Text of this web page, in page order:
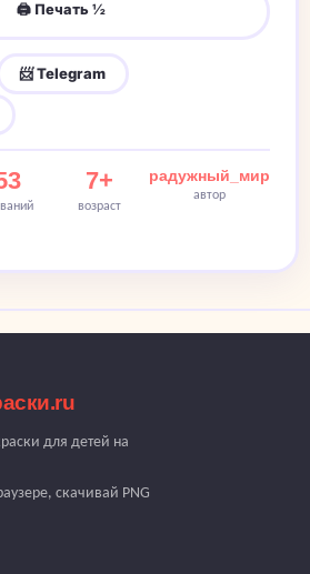
🖨 Печать ½
📨 Telegram
7+
возраст
радужный_мир
автор
для детей на
скачивай PNG